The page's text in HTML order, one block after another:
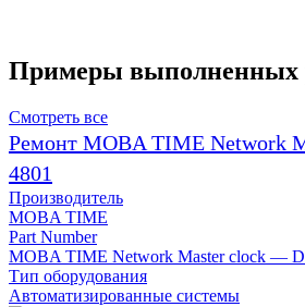
Примеры выполненных
Смотреть все
Ремонт MOBA TIME Network
4801
Производитель
MOBA TIME
Part Number
MOBA TIME Network Master clock —
Тип оборудования
Автоматизированные системы